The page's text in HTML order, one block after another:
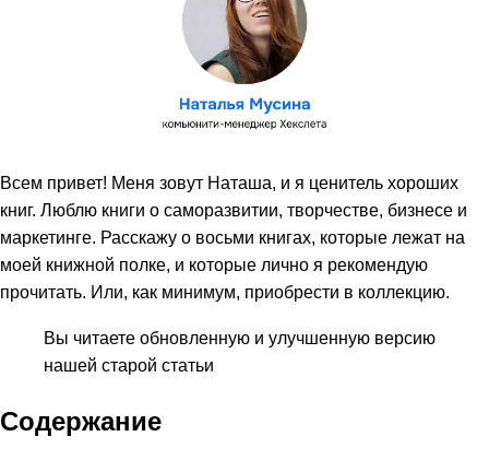
Всем привет! Меня зовут Наташа, и я ценитель хороших
книг. Люблю книги о саморазвитии, творчестве, бизнесе и
маркетинге. Расскажу о восьми книгах, которые лежат на
моей книжной полке, и которые лично я рекомендую
прочитать. Или, как минимум, приобрести в коллекцию.
Вы читаете обновленную и улучшенную версию
нашей старой статьи
Содержание